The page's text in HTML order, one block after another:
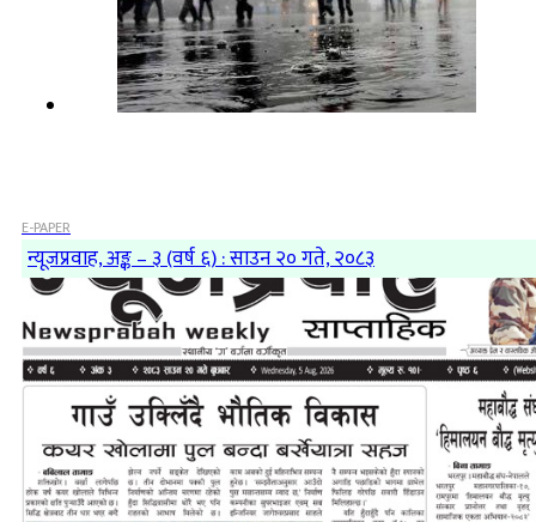
E-PAPER
न्यूजप्रवाह, अङ्क – ३ (वर्ष ६) : साउन २० गते, २०८३